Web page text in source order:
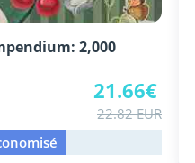
2,000
21.66€
22.82 EUR